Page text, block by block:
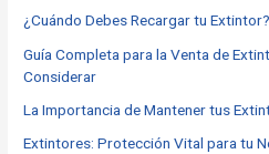
o
r
:
¿Cuándo Debes Recargar tu
Guía Completa para la Venta de
Considerar
La Importancia de Mantener tus
Extintores: Protección Vital para tu